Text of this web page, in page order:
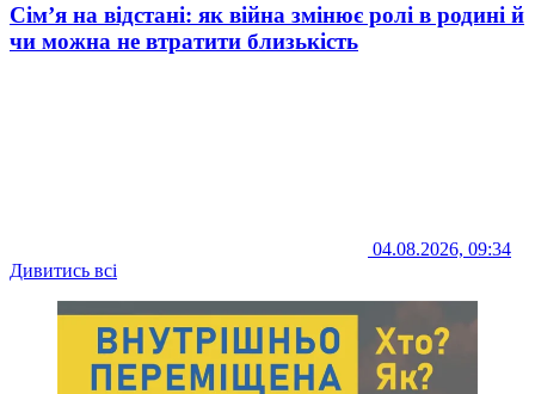
Сім’я на відстані: як війна змінює ролі в родині й
чи можна не втратити близькість
04.08.2026, 09:34
Дивитись всі